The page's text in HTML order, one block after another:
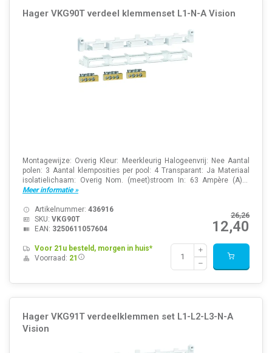
Hager VKG90T verdeel klemmenset L1-N-A Vision
Montagewijze: Overig Kleur: Meerkleurig Halogeenvrij: Nee Aantal
polen: 3 Aantal klemposities per pool: 4 Transparant: Ja Materiaal
isolatielichaam: Overig Nom. (meet)stroom In: 63 Ampère (A)...
Meer informatie »
26,26
12,40
Artikelnummer: 436916
SKU: VKG90T
EAN: 3250611057604
Voor 21u besteld, morgen in huis*
Voorraad: 21
Hager VKG91T verdeelklemmen set L1-L2-L3-N-A
Vision